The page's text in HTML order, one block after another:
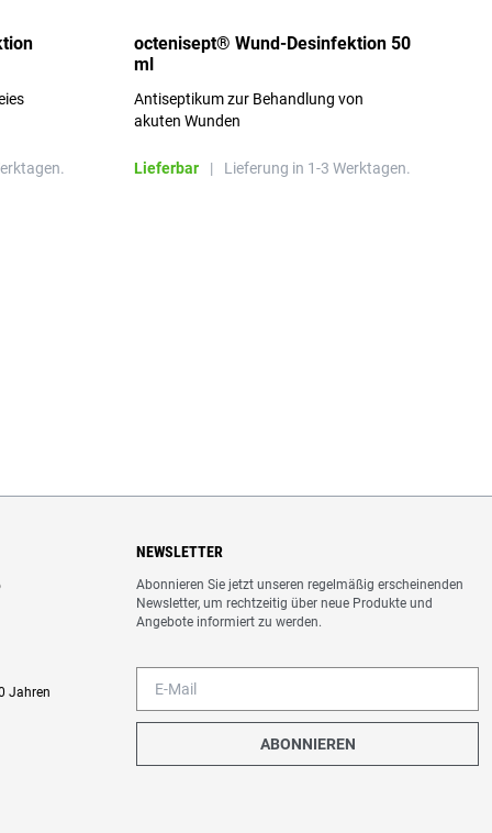
octenisept® Wund-Desinfektion 50
ml
Antiseptikum zur Behandlung von
akuten Wunden
Lieferbar | Lieferung in 1-3 Werktagen.
Jahren
NEWSLETTER
Abonnieren Sie jetzt unseren regelmäßig erscheinenden
Newsletter, um rechtzeitig über neue Produkte und
Angebote informiert zu werden.
ABONNIEREN